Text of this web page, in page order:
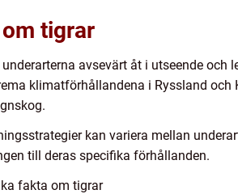
tigrar
avsevärt åt i utseende och
klimatförhållandena i Ryssland och
kan variera mellan
till deras specifika förhållanden.
fakta om tigrar